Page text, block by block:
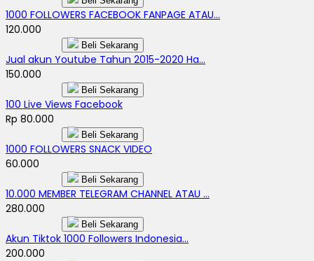
1000 FOLLOWERS FACEBOOK FANPAGE ATAU...
120.000
Beli Sekarang
Jual akun Youtube Tahun 2015-2020 Ha...
150.000
Beli Sekarang
100 Live Views Facebook
Rp 80.000
Beli Sekarang
1000 FOLLOWERS SNACK VIDEO
60.000
Beli Sekarang
10.000 MEMBER TELEGRAM CHANNEL ATAU ...
280.000
Beli Sekarang
Akun Tiktok 1000 Followers Indonesia...
200.000